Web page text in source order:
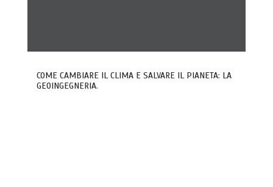
COME CAMBIARE IL CLIMA E SALVARE IL PIANETA: LA
GEOINGEGNERIA.